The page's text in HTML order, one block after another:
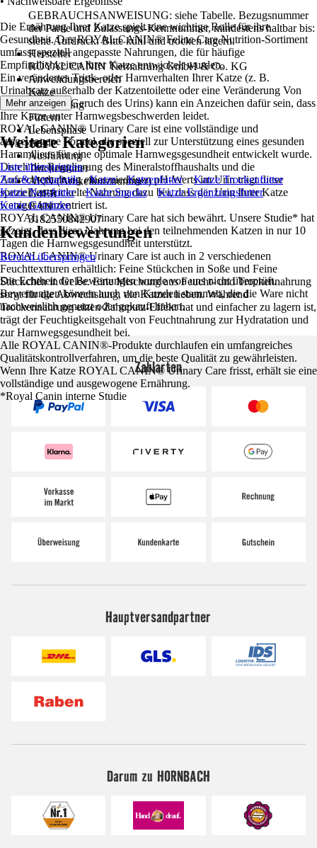
GEBRAUCHSANWEISUNG: siehe Tabelle. Bezugsnummer
der Partie und Zulassungs-Kennnummer, mindestens haltbar bis:
siehe Aufdruck. Bitte kühl und trocken lagern.
Hersteller
ROYAL CANIN Tiernahrung GmbH & Co. KG
Anwendungsbereich
Katze
Anwendung
Füttern
Lebensphase
Adult
Ausführung
Trockenfutter
AKN (Artikelkurznummer)
G4ER
EAN
3182550842907
Die Ernährung Ihrer Katze spielt eine wichtige Rolle für ihre
Gesundheit. Das ROYAL CANIN® Feline Care Nutrition-Sortiment
umfasst speziell angepasste Nahrungen, die für häufige
Empfindlichkeiten Ihrer Katze entwickelt wurden.
Ein verändertes Trink- oder Harnverhalten Ihrer Katze (z. B.
Urinabsatz außerhalb der Katzentoilette oder eine Veränderung Von
Farbe und/oder Geruch des Urins) kann ein Anzeichen dafür sein, dass
Ihre Katze unter Harnwegsbeschwerden leidet.
ROYAL CANIN® Urinary Care ist eine vollständige und
ausgewogene Formel, die speziell zur Unterstützung eines gesunden
Harnmilieus für eine optimale Harnwegsgesundheit entwickelt wurde.
Durch die Regulierung des Mineralstoffhaushalts und die
Aufrechterhaltung eines niedrigen pH-Werts im Urin trägt diese
speziell entwickelte Nahrung dazu bei, dass der Urin Ihrer Katze
weniger konzentriert ist.
ROYAL CANIN® Urinary Care hat sich bewährt. Unsere Studie* hat
gezeigt, dass diese Nahrung bei den teilnehmenden Katzen in nur 10
Tagen die Harnwegsgesundheit unterstützt.
ROYAL CANIN® Urinary Care ist auch in 2 verschiedenen
Feuchttextturen erhältlich: Feine Stückchen in Soße und Feine
Stückchen in Gelee. Eine Mischung aus Feucht- und Trockennahrung
sorgt für die Abwechslung, die Katzen lieben. Während
Trockennahrung einen Zahnputz-Effekt hat und einfacher zu lagern ist,
trägt der Feuchtigkeitsgehalt von Feuchtnahrung zur Hydratation und
zur Harnwegsgesundheit bei.
Alle ROYAL CANIN®-Produkte durchlaufen ein umfangreiches
Qualitätskontrollverfahren, um die beste Qualität zu gewährleisten.
Wenn Ihre Katze ROYAL CANIN® Urinary Care frisst, erhält sie eine
vollständige und ausgewogene Ernährung.
*Royal Canin interne Studie
Mehr anzeigen
Weitere Kategorien
Liste überspringen
Zoo & Aquaristik
Katze Katzenfutter
Katze Trockenfutter
Katze Nassfutter
Katze Snacks
Katze Ergänzungsfutter
Katze Getränke
Kundenbewertungen
Bereich überspringen
Die Echtheit der Bewertungen wurde von uns nicht überprüft.
Bewertungen können auch von Kunden stammen, die die Ware nicht
nachweislich genutzt oder gekauft haben.
Zahlarten
Hauptversandpartner
Darum zu HORNBACH